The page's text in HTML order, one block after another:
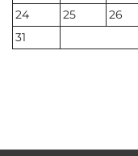
24
25 26
31